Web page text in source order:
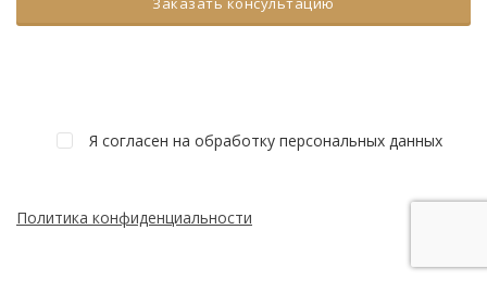
Я согласен на обработку персональных данных
Политика конфиденциальности